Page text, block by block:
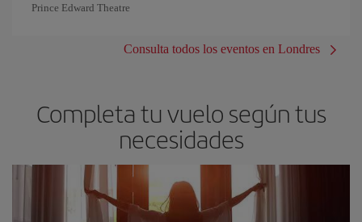
Prince Edward Theatre
Consulta todos los eventos en Londres
Completa tu vuelo según tus
necesidades